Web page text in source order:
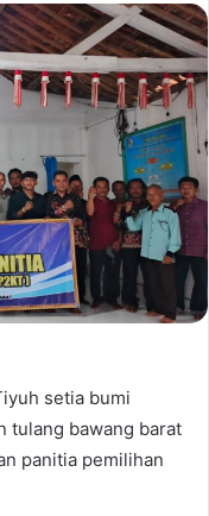
setia bumi
tulang bawang barat
panitia pemilihan